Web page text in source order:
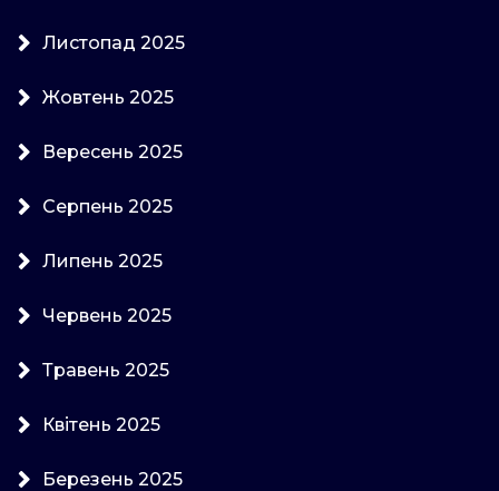
Листопад 2025
Жовтень 2025
Вересень 2025
Серпень 2025
Липень 2025
Червень 2025
Травень 2025
Квітень 2025
Березень 2025